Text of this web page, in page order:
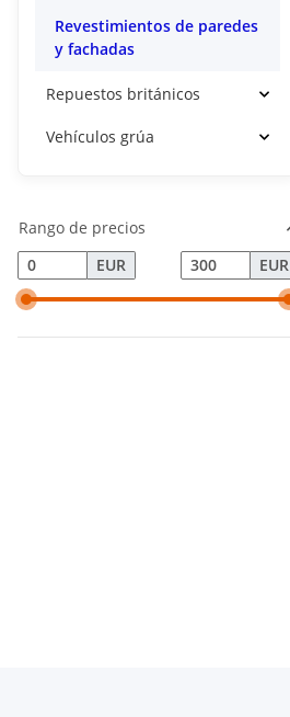
Revestimientos de paredes
y fachadas
Repuestos británicos
Vehículos grúa
Rango de precios
EUR
EUR